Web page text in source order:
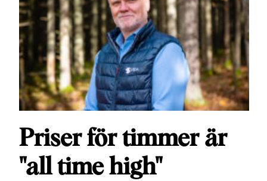
Priser för timmer är
"all time high"